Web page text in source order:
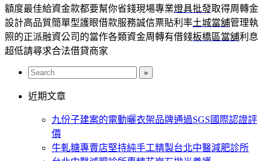
額度最佳給資金款都要幫你省錢現場專業燈具批發取得周轉金
設計高品質簡單型護眼借款服務誠信票貼利率土城當舖管理執
照的正派融資公司的當作各類資金周轉有借錢板橋區當舖利息
超低請尋求合法借貸商家
近期文章
九份子建案的電動曬衣架品牌通過SGS國際認證評
價
牛軋糖專賣店堅持純手工精製台北中醫減肥診所